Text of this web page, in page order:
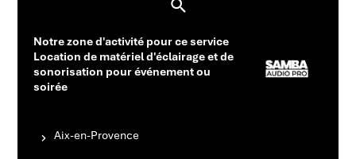
Notre zone d'activité pour ce service
Location de matériel d'éclairage et de
sonorisation pour événement ou
soirée
Aix-en-Provence